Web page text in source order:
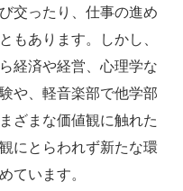
交ったり、仕事の進め
もあります。しかし、
経済や経営、心理学な
や、軽音楽部で他学部
ざまな価値観に触れた
にとらわれず新たな環
ています。